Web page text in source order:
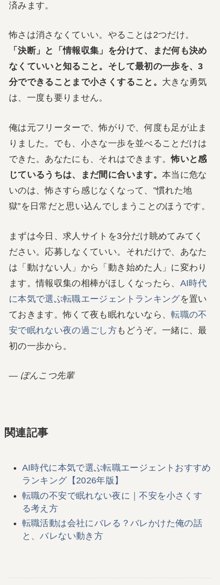
済みます。
怖さは消さなくていい。やることは2つだけ。
「決断」と「情報収集」を分けて、まだ何も決め
なくていいと知ること。そして最初の一歩を、3
分でできることまで小さくすること。 大きな勇気
は、一度も要りません。
俺は元フリーターで、怖がりで、何度も足が止ま
りました。でも、小さな一歩を並べることだけは
できた。あなたにも、それはできます。怖いと感
じているうちは、まだ間に合います。 本当に危な
いのは、怖さすら感じなくなって、”慣れた地
獄”を日常だと思い込んでしまうことのほうです。
まずは今日、求人サイトを3分だけ眺めてみてく
ださい。応募しなくていい。それだけで、あなた
は「動けない人」から「動き始めた人」に変わり
ます。情報収集の相棒がほしくなったら、 AI時代
に本気で選ぶ転職エージェントランキングを置い
ておきます。怖くて夜も眠れないなら、転職の不
安で眠れない夜の過ごし方もどうぞ。一緒に、最
初の一歩から。
― ぽんこつ先輩
関連記事
AI時代に本気で選ぶ転職エージェントおすすめ
ランキング【2026年版】
転職の不安で眠れない夜に｜不安を小さくす
る考え方
転職活動は会社にバレる？バレかけた俺の話
と、バレない動き方